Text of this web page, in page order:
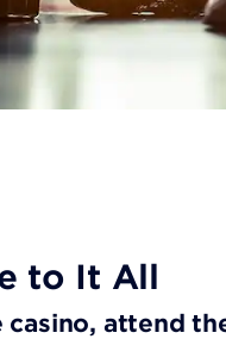
to It All
casino, attend